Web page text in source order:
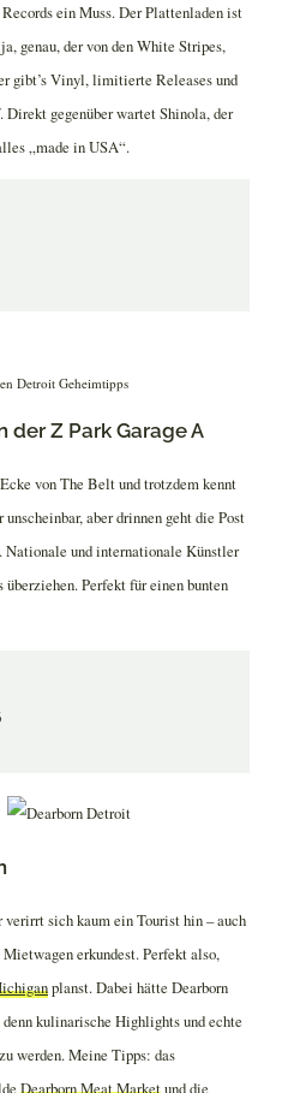
ein Muss. Der Plattenladen ist
genau, der von den White Stripes,
gibt’s Vinyl, limitierte Releases und
gegenüber wartet Shinola, der
„made in USA“.
Detroit Geheimtipps
der Z Park Garage A
von The Belt und trotzdem kennt
aber drinnen geht die Post
und internationale Künstler
Perfekt für einen bunten
sich kaum ein Tourist hin – auch
erkundest. Perfekt also,
planst. Dabei hätte Dearborn
kulinarische Highlights und echte
werden. Meine Tipps: das
Dearborn Meat Marketund die